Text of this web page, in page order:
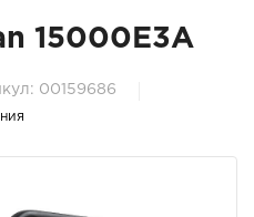
15000E3A
00159686